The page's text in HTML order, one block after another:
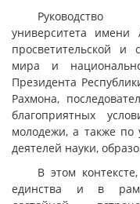
Руководство
университета имени
просветительской и
мира и
Президента
Рахмона,
благоприятных
молодежи, а также
деятелей науки,
В этом
единства и в